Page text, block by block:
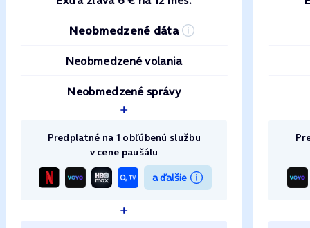
Neobmedzené dáta
Neobmedzené volania
Neobmedzené správy
Predplatné na 1 obľúbenú službu
v cene paušálu
a ďalšie